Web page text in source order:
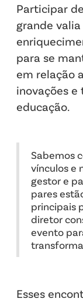
Participar
grande
para se
em relação
inovações e
educação.
Sabemos
vínculos e
gestor e
pares
principais
diretor
evento
Esses